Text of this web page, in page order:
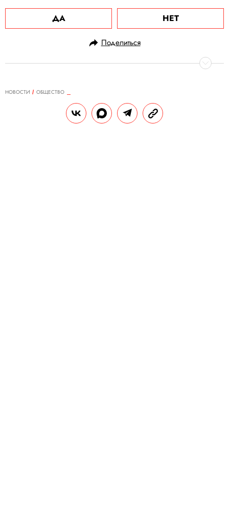
ДА НЕТ
Поделиться
НОВОСТИ
ОБЩЕСТВО
Фотограф из Уфы снял дворника-